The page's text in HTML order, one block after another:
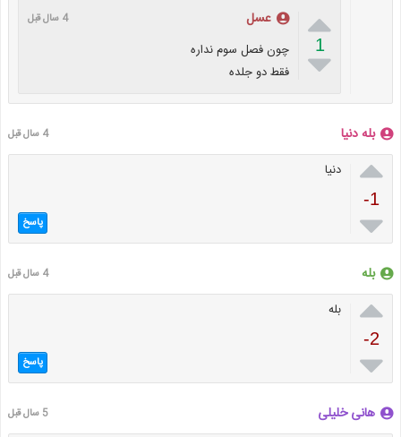

1

عسل 4 سال قبل
چون فصل سوم نداره
فقط دو جلده
بله دنیا 4 سال قبل

-1

دنیا
پاسخ
بله 4 سال قبل

-2

بله
پاسخ
هانی خلیلی 5 سال قبل